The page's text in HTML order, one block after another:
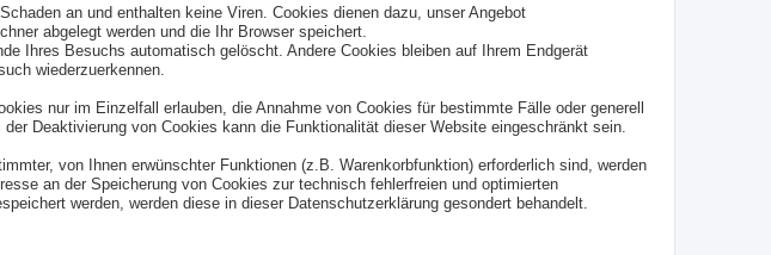
an und enthalten keine Viren. Cookies dienen dazu, unser Angebot
abgelegt werden und die Ihr Browser speichert.
Ihres Besuchs automatisch gelöscht. Andere Cookies bleiben auf Ihrem Endgerät
wiederzuerkennen.
nur im Einzelfall erlauben, die Annahme von Cookies für bestimmte Fälle oder generell
Deaktivierung von Cookies kann die Funktionalität dieser Website eingeschränkt sein.
von Ihnen erwünschter Funktionen (z.B. Warenkorbfunktion) erforderlich sind, werden
an der Speicherung von Cookies zur technisch fehlerfreien und optimierten
werden, werden diese in dieser Datenschutzerklärung gesondert behandelt.